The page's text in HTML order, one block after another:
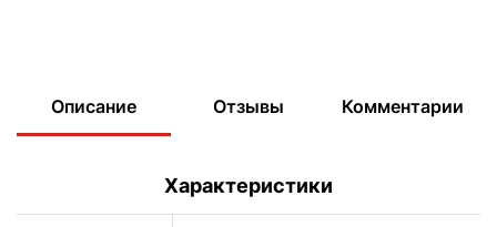
Описание Отзывы Комментарии
Характеристики